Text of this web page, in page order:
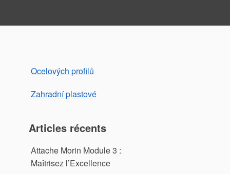
Ocelových profilů
Zahradní plastové
Articles récents
Attache Morin Module 3 :
Maîtrisez l’Excellence